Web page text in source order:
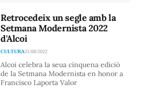
Retrocedeix un segle amb la
Setmana Modernista 2022
d'Alcoi
CULTURA31/08/2022
Alcoi celebra la seua cinquena edició
de la Setmana Modernista en honor a
Francisco Laporta Valor